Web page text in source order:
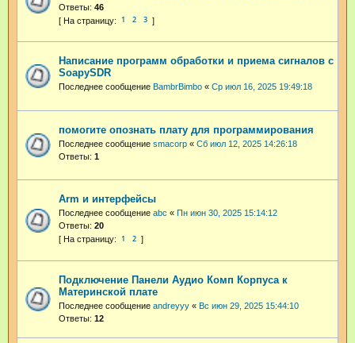
Ответы: 46
1 2 3
Написание программ обработки и приема сигналов с
SoapySDR
Последнее сообщение BambrBimbo « Ср июл 16, 2025 19:49:18
помогите опознать плату для программирования
Последнее сообщение smacorp « Сб июл 12, 2025 14:26:18
Ответы: 1
Arm и интерфейсы
Последнее сообщение abc « Пн июн 30, 2025 15:14:12
Ответы: 20
1 2
Подключение Панели Аудио Комп Корпуса к
Материнской плате
Последнее сообщение andreyyy « Вс июн 29, 2025 15:44:10
Ответы: 12